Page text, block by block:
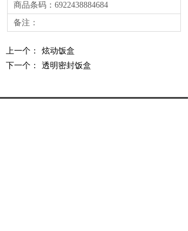
商品条码：6922438884684
备注：
上一个：
炫动饭盒
下一个：
透明密封饭盒